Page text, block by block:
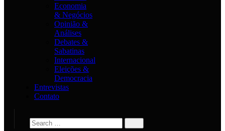
Economia
& Negócios
Opinião &
Análises
Debates &
Sabatinas
Internacional
Eleições &
Democracia
Entrevistas
Contato